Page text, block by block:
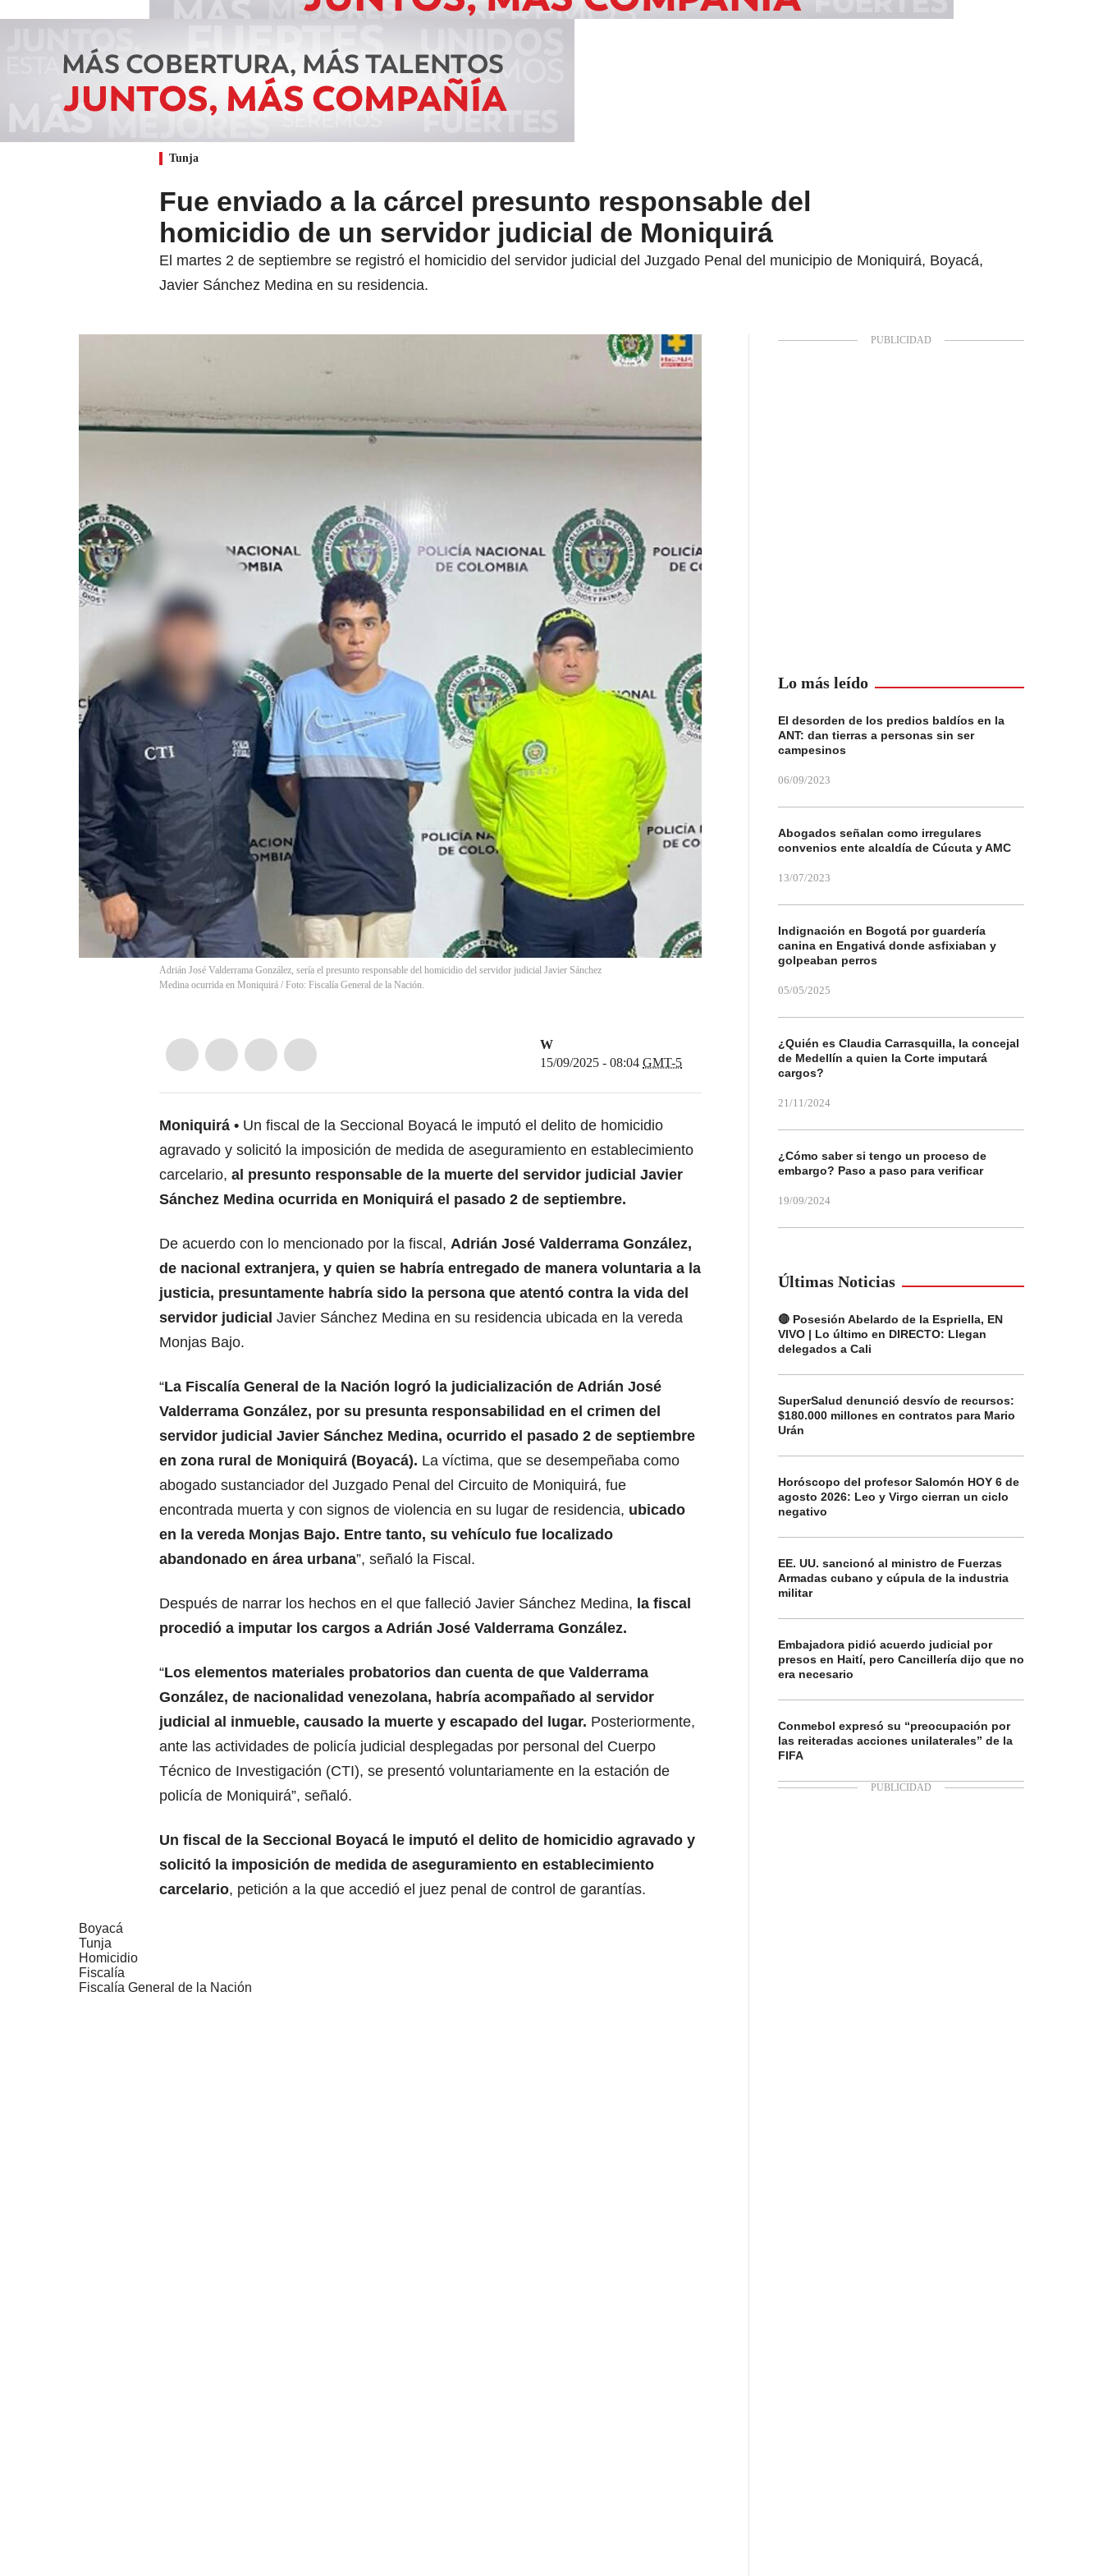
Tunja
Fue enviado a la cárcel presunto responsable del
homicidio de un servidor judicial de Moniquirá
El martes 2 de septiembre se registró el homicidio del servidor judicial del Juzgado Penal del municipio de Moniquirá, Boyacá,
Javier Sánchez Medina en su residencia.
Adrián José Valderrama González, sería el presunto responsable del homicidio del servidor judicial Javier Sánchez
Medina ocurrida en Moniquirá / Foto: Fiscalía General de la Nación.
W
15/09/2025 - 08:04 GMT-5
Moniquirá
Un fiscal de la Seccional Boyacá le imputó el delito de homicidio
agravado y solicitó la imposición de medida de aseguramiento en establecimiento
carcelario, al presunto responsable de la muerte del servidor judicial Javier
Sánchez Medina ocurrida en Moniquirá el pasado 2 de septiembre.
De acuerdo con lo mencionado por la fiscal, Adrián José Valderrama González,
de nacional extranjera, y quien se habría entregado de manera voluntaria a la
justicia, presuntamente habría sido la persona que atentó contra la vida del
servidor judicial Javier Sánchez Medina en su residencia ubicada en la vereda
Monjas Bajo.
“La Fiscalía General de la Nación logró la judicialización de Adrián José
Valderrama González, por su presunta responsabilidad en el crimen del
servidor judicial Javier Sánchez Medina, ocurrido el pasado 2 de septiembre
en zona rural de Moniquirá (Boyacá). La víctima, que se desempeñaba como
abogado sustanciador del Juzgado Penal del Circuito de Moniquirá, fue
encontrada muerta y con signos de violencia en su lugar de residencia, ubicado
en la vereda Monjas Bajo. Entre tanto, su vehículo fue localizado
abandonado en área urbana”, señaló la Fiscal.
Después de narrar los hechos en el que falleció Javier Sánchez Medina, la fiscal
procedió a imputar los cargos a Adrián José Valderrama González.
“Los elementos materiales probatorios dan cuenta de que Valderrama
González, de nacionalidad venezolana, habría acompañado al servidor
judicial al inmueble, causado la muerte y escapado del lugar. Posteriormente,
ante las actividades de policía judicial desplegadas por personal del Cuerpo
Técnico de Investigación (CTI), se presentó voluntariamente en la estación de
policía de Moniquirá”, señaló.
Un fiscal de la Seccional Boyacá le imputó el delito de homicidio agravado y
solicitó la imposición de medida de aseguramiento en establecimiento
carcelario, petición a la que accedió el juez penal de control de garantías.
Boyacá
Tunja
Homicidio
Fiscalía
Fiscalía General de la Nación
Lo más leído
El desorden de los predios baldíos en la
ANT: dan tierras a personas sin ser
campesinos
06/09/2023
Abogados señalan como irregulares
convenios ente alcaldía de Cúcuta y AMC
13/07/2023
Indignación en Bogotá por guardería
canina en Engativá donde asfixiaban y
golpeaban perros
05/05/2025
¿Quién es Claudia Carrasquilla, la concejal
de Medellín a quien la Corte imputará
cargos?
21/11/2024
¿Cómo saber si tengo un proceso de
embargo? Paso a paso para verificar
19/09/2024
Últimas Noticias
🔴 Posesión Abelardo de la Espriella, EN
VIVO | Lo último en DIRECTO: Llegan
delegados a Cali
SuperSalud denunció desvío de recursos:
$180.000 millones en contratos para Mario
Urán
Horóscopo del profesor Salomón HOY 6 de
agosto 2026: Leo y Virgo cierran un ciclo
negativo
EE. UU. sancionó al ministro de Fuerzas
Armadas cubano y cúpula de la industria
militar
Embajadora pidió acuerdo judicial por
presos en Haití, pero Cancillería dijo que no
era necesario
Conmebol expresó su “preocupación por
las reiteradas acciones unilaterales” de la
FIFA